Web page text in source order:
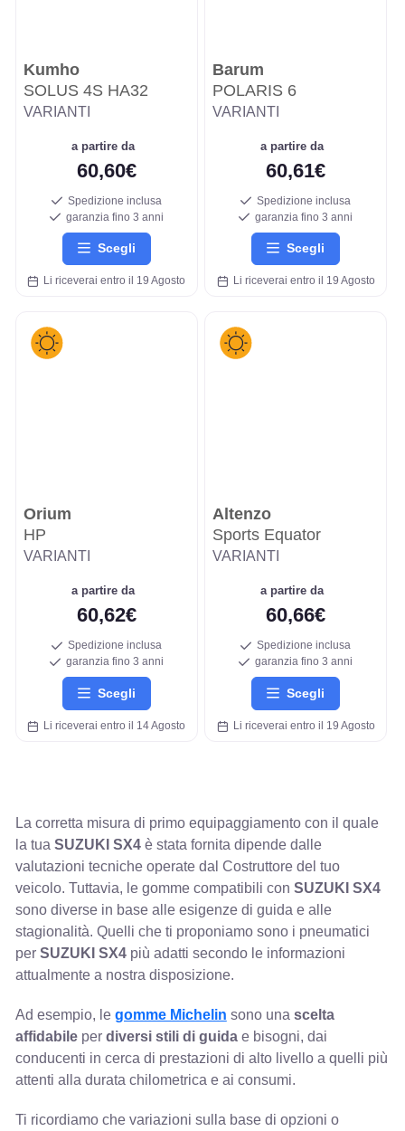
Kumho
SOLUS 4S HA32
VARIANTI
a partire da
60,60€
Spedizione inclusa
garanzia fino 3 anni
Scegli
Li riceverai entro il 19 Agosto
Barum
POLARIS 6
VARIANTI
a partire da
60,61€
Spedizione inclusa
garanzia fino 3 anni
Scegli
Li riceverai entro il 19 Agosto
Orium
HP
VARIANTI
a partire da
60,62€
Spedizione inclusa
garanzia fino 3 anni
Scegli
Li riceverai entro il 14 Agosto
Altenzo
Sports Equator
VARIANTI
a partire da
60,66€
Spedizione inclusa
garanzia fino 3 anni
Scegli
Li riceverai entro il 19 Agosto
La corretta misura di primo equipaggiamento con il quale
la tua SUZUKI SX4è stata fornita dipende dalle
valutazioni tecniche operate dal Costruttore del tuo
veicolo. Tuttavia, le gomme compatibili con SUZUKI SX4
sono diverse in base alle esigenze di guida e alle
stagionalità. Quelli che ti proponiamo sono i pneumatici
per SUZUKI SX4 più adatti secondo le informazioni
attualmente a nostra disposizione.
Ad esempio, le gomme Michelin sono una scelta
affidabileper diversi stili di guidae bisogni, dai
conducenti in cerca di prestazioni di alto livello a quelli più
attenti alla durata chilometrica e ai consumi.
Ti ricordiamo che variazioni sulla base di opzioni o